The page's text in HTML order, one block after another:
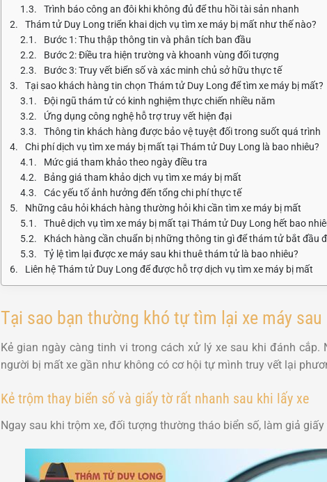
Trình báo công an đôi khi không đủ để thu hồi tài sản nhanh
Thám tử Duy Long triển khai dịch vụ tìm xe máy bị mất như thế nào?
Bước 1: Thu thập thông tin và phân tích ban đầu
Bước 2: Điều tra hiện trường và khoanh vùng đối tượng
Bước 3: Truy vết biển số và xác minh chủ sở hữu thực tế
Tại sao khách hàng tin chọn Thám tử Duy Long để tìm xe máy bị mất?
Đội ngũ thám tử có kinh nghiệm thực chiến nhiều năm
Ứng dụng công nghệ hỗ trợ truy vết hiện đại
Thông tin khách hàng được bảo vệ tuyệt đối trong suốt quá trình
Chi phí dịch vụ tìm xe máy bị mất tại Thám tử Duy Long là bao nhiêu?
Mức giá tham khảo theo ngày điều tra
Bảng giá tham khảo dịch vụ tìm xe máy bị mất
Các yếu tố ảnh hưởng đến tổng chi phí thực tế
Những câu hỏi khách hàng thường hỏi khi cần tìm xe máy bị mất
Thuê dịch vụ tìm xe máy bị mất tại Thám tử Duy Long hết bao
Khách hàng cần chuẩn bị những thông tin gì để thám tử bắt đầu
Tỷ lệ tìm lại được xe máy sau khi thuê thám tử là bao nhiêu?
Liên hệ Thám tử Duy Long để được hỗ trợ dịch vụ tìm xe máy bị mất
Tại sao bạn thường khó tự tìm lại xe máy
Kẻ gian ngày càng tinh vi trong cách xử lý xe sau khi đánh
người bị mất xe gần như không có cơ hội tự mình truy vết lại
Kẻ trộm thay biển số và giấy tờ rất nhanh sau khi lấy xe
Ngay sau khi trộm xe, đối tượng thường tháo biển số, làm giả